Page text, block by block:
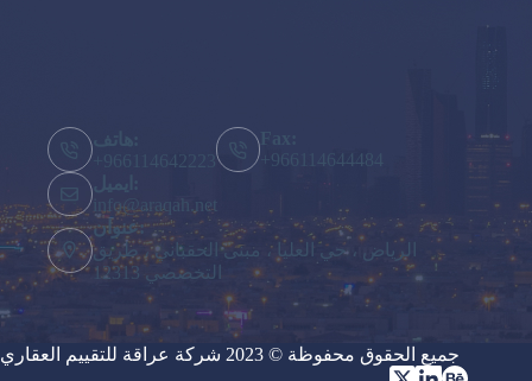
هاتف:
+966114642223
+966114644484
info@araqah.net
عنوان:
الرياض ، حي العليا ، مبنى الحقباني ، طريق
التخصصي 12313
جميع الحقوق محفوظة © 2023 شركة عراقة للتقييم العقاري